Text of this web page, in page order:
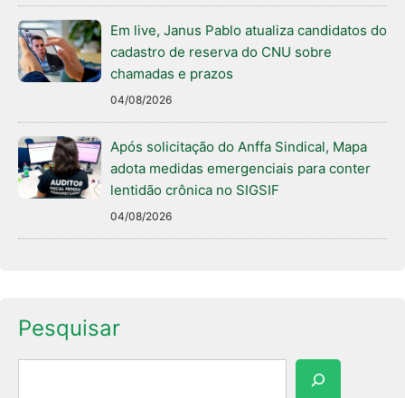
Em live, Janus Pablo atualiza candidatos do
cadastro de reserva do CNU sobre
chamadas e prazos
04/08/2026
Após solicitação do Anffa Sindical, Mapa
adota medidas emergenciais para conter
lentidão crônica no SIGSIF
04/08/2026
Pesquisar